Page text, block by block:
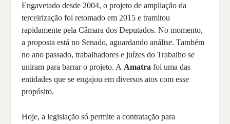
Engavetado desde 2004, o projeto de ampliação da
terceirização foi retomado em 2015 e tramitou
rapidamente pela Câmara dos Deputados. No momento,
a proposta está no Senado, aguardando análise. Também
no ano passado, trabalhadores e juízes do Trabalho se
uniram para barrar o projeto. A Amatra foi uma das
entidades que se engajou em diversos atos com esse
propósito.
Hoje, a legislação só permite a contratação para